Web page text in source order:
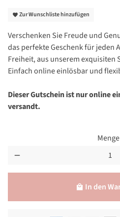
favorite Zur Wunschliste hinzufügen
Verschenken Sie Freude und
das perfekte Geschenk für jeden
Freiheit, aus unserem exquisiten
Einfach online einlösbar und
Dieser Gutschein ist nur online
versandt.
Menge
remove
local_mall In den